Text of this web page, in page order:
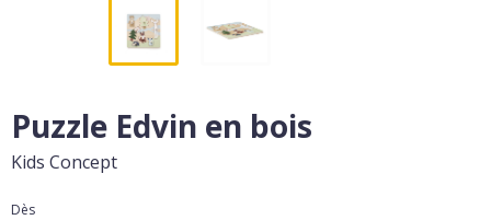
Puzzle Edvin en bois
Kids Concept
Dès